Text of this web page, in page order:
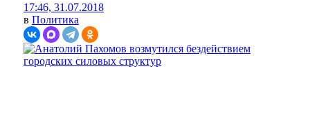
17:46, 31.07.2018
в Политика